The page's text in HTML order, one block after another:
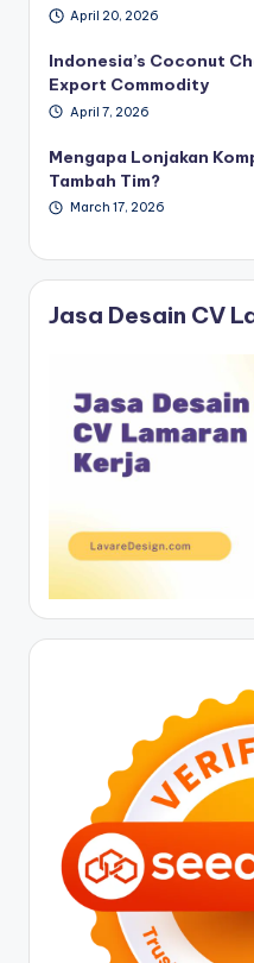
April 20, 2026
Indonesia’s Coconut
Export Commodity
April 7, 2026
Mengapa Lonjakan
Tambah Tim?
March 17, 2026
Jasa Desain CV